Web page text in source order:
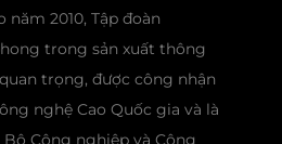
2010, Tập đoàn
trong sản xuất thông
trọng, được công nhận
nghệ Cao Quốc gia và là
Công nghiệp và Công